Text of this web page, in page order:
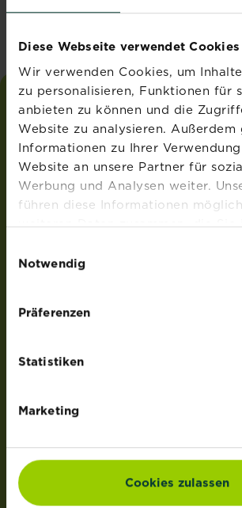
Diese Webseite verwendet Cookies
Wir verwenden Cookies, um
zu personalisieren, Funktionen für
anbieten zu können und die
Website zu analysieren. Außerdem
Informationen zu Ihrer
Website an unsere Partner für
Werbung und Analysen weiter.
führen diese Informationen
weiteren Daten zusammen, die Sie
Nutzung der Dienste gesammelt
Notwendig
Präferenzen
Statistiken
Marketing
Cookies zulassen
liebedeinengarten
von Substral®
ADRESSE
Evergreen Garden Care Deutschland
Am Brand 41
ROUNDUP® und Osmocote® sind
Weedex®, Tomcat®, Magisches Rasen-
EasyGreen®, EvenGreen® und
Dünger